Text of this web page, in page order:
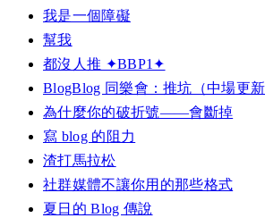
我是一個障礙
幫我
都沒人推 ✦BBP1✦
BlogBlog 同樂會：推坑（中場更新
為什麼你的破折號——會斷掉
寫 blog 的阻力
渣打馬拉松
社群媒體不讓你用的那些格式
夏日的 Blog 傳說